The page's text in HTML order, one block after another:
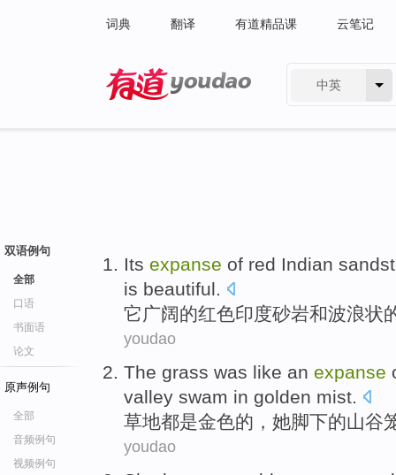
词典 翻译 有道精品课 云笔记
中英
双语例句
全部
口语
书面语
论文
原声例句
全部
音频例句
视频例句
Its expanse of red Indian
is beautiful.
它广阔的红色印度砂岩和波浪状
youdao
The grass was like an expanse
valley swam in golden mist.
草地都是金色的 ， 她脚下的山谷
youdao